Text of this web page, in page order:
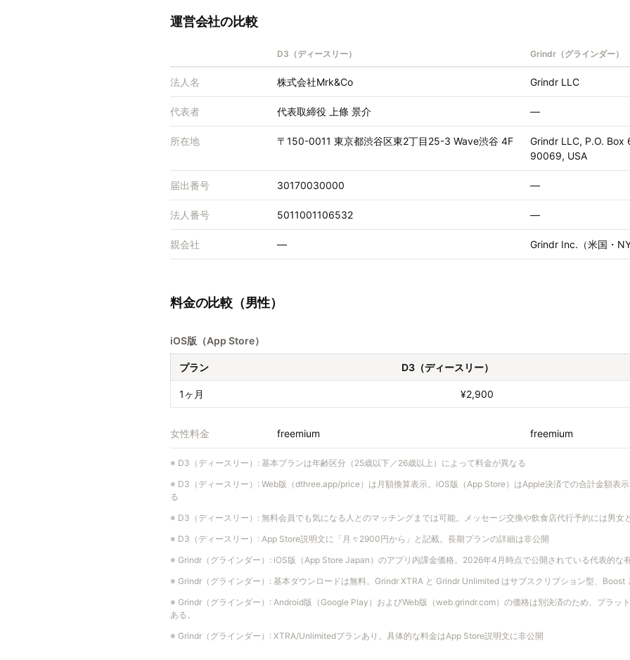
運営会社の比較
D3（ディースリー） Grindr（グラインダー）
法人名 株式会社Mrk&Co Grindr LLC
代表者 代表取締役 上條 景介 —
所在地 〒150-0011 東京都渋谷区東2丁目25-3 Wave渋谷 4F
Grindr LLC, P.O. Box
90069, USA
届出番号 30170030000 —
法人番号 5011001106532 —
親会社 — Grindr Inc.（米国・
料金の比較（男性）
iOS版（App Store）
プラン D3（ディースリー）
1ヶ月 ¥2,900
女性料金 freemium freemium
※ D3（ディースリー） : 基本プランは年齢区分（25歳以下／26歳以上）によって料金が異なる
※ D3（ディースリー） : Web版（dthree.app/price）は月額換算表示。iOS版（App Store）はApple決済での合計金額表
る
※ D3（ディースリー） : 無料会員でも気になる人とのマッチングまでは可能。メッセージ交換や飲食店代行予約には男女
※ D3（ディースリー） : App Store説明文に「月々2900円から」と記載。長期プランの詳細は非公開
※ Grindr（グラインダー） : iOS版（App Store Japan）のアプリ内課金価格。2026年4月時点で公開されている代表的な
※ Grindr（グラインダー） : 基本ダウンロードは無料。Grindr XTRA と Grindr Unlimited はサブスクリプション型、Boost
※ Grindr（グラインダー） : Android版（Google Play）およびWeb版（web.grindr.com）の価格は別決済のため、プラッ
ある。
※ Grindr（グラインダー） : XTRA/Unlimitedプランあり。具体的な料金はApp Store説明文に非公開